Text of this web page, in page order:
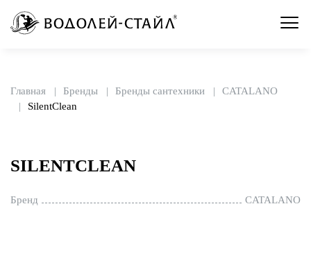
Главная Бренды Бренды сантехники
CATALANO
SilentClean
SILENTCLEAN
Бренд CATALANO